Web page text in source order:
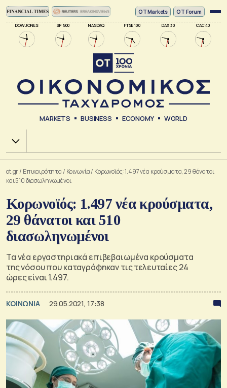
DOW JONES SP 500 NASDAQ FTSE 100 DAX 30 CAC 40
ΟΤ Markets OT Forum
MARKETS BUSINESS ECONOMY WORLD
Χ.Α.
ot.gr/ Επικαιρότητα / Κοινωνία/ Κορωνοϊός: 1.497 νέα κρούσματα, 29 θάνατοι
και 510 διασωληνωμένοι
Κορωνοϊός: 1.497 νέα κρούσματα,
29 θάνατοι και 510
διασωληνωμένοι
Τα νέα εργαστηριακά επιβεβαιωμένα κρούσματα
της νόσου που καταγράφηκαν τις τελευταίες 24
ώρες είναι 1.497.
ΚΟΙΝΩΝΙΑ 29.05.2021, 17:38